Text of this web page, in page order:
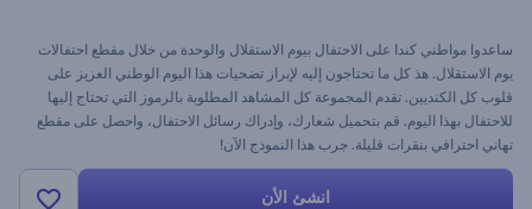
ساعدوا مواطني كندا على الاحتفال بيوم الاستقلال والوحدة من خلال مقطع احتفالات
يوم الاستقلال. هذ كل ما تحتاجون إليه لإبراز تضحيات هذا اليوم الوطني العزيز على
قلوب كل الكنديين. تقدم المجموعة كل المشاهد المطلوبة بالرموز التي تحتاج إليها
للاحتفال بهذا اليوم. قم بتحميل شعارك، وإدراك رسائل الاحتفال، واحصل على مقطع
تهاني احترافي بنقرات قليلة. جرب هذا النموذج الآن!
انشئ الأن